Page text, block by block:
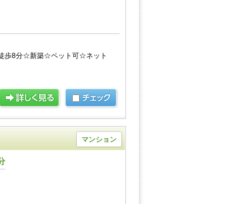
歩8分☆新築☆ペット可☆ネット
マンション